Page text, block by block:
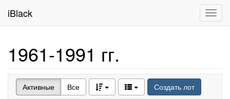
iBlack
1961-1991 гг.
Активные Все Создать лот